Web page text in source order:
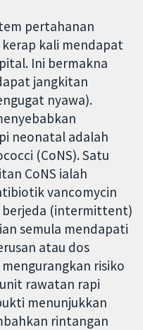
pertahanan
kali mendapat
Ini bermakna
jangkitan
nyawa).
neonatal adalah
(CoNS). Satu
CoNS ialah
vancomycin
berjeda (intermittent)
semula mendapati
atau dos
risiko
rawatan rapi
menunjukkan
rintangan